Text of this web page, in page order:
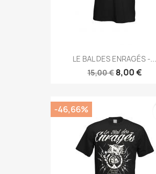
LE BAL DES ENRAGÉS -...
15,00 € 8,00 €
-46,66%